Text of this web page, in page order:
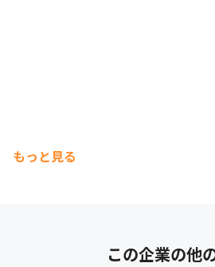
もっと見る
この企業の他